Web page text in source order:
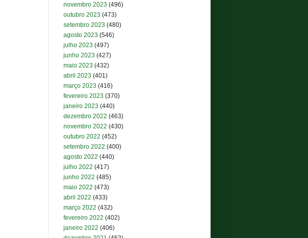
novembro 2023 (496)
outubro 2023 (473)
setembro 2023 (480)
agosto 2023 (546)
julho 2023 (497)
junho 2023 (427)
maio 2023 (432)
abril 2023 (401)
março 2023 (416)
fevereiro 2023 (370)
janeiro 2023 (440)
dezembro 2022 (463)
novembro 2022 (430)
outubro 2022 (452)
setembro 2022 (400)
agosto 2022 (440)
julho 2022 (417)
junho 2022 (485)
maio 2022 (473)
abril 2022 (433)
março 2022 (432)
fevereiro 2022 (402)
janeiro 2022 (406)